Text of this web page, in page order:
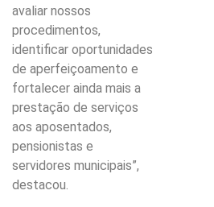
avaliar nossos
procedimentos,
identificar oportunidades
de aperfeiçoamento e
fortalecer ainda mais a
prestação de serviços
aos aposentados,
pensionistas e
servidores municipais”,
destacou.